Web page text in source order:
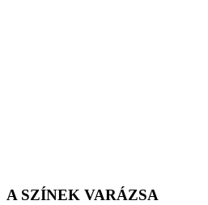
A SZÍNEK VARÁZSA